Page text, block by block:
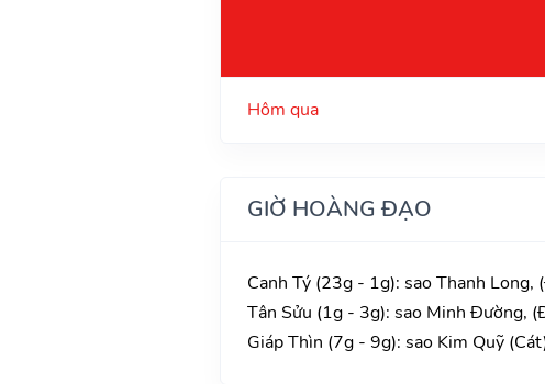
Hôm qua
GIỜ HOÀNG ĐẠO
Canh Tý (23g - 1g): sao Thanh Long,
Tân Sửu (1g - 3g): sao Minh Đường,
Giáp Thìn (7g - 9g): sao Kim Quỹ